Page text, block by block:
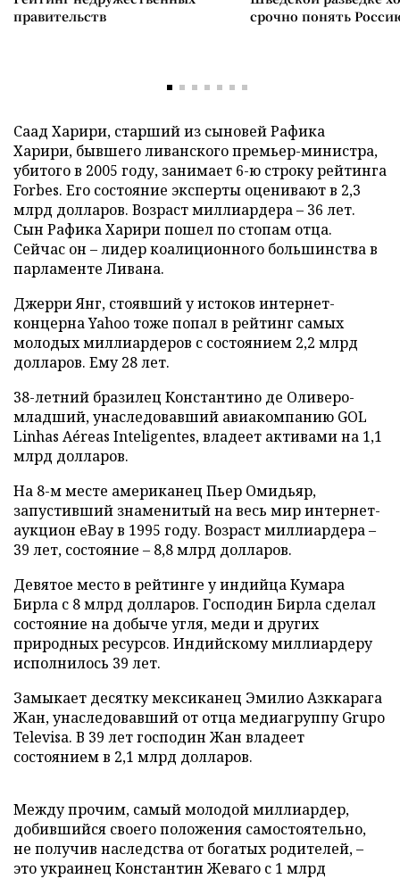
правительств
срочно понять
Саад Харири, старший из сыновей Рафика
Харири, бывшего ливанского премьер-министра,
убитого в 2005 году, занимает 6-ю строку рейтинга
Forbes. Его состояние эксперты оценивают в 2,3
млрд долларов. Возраст миллиардера – 36 лет.
Сын Рафика Харири пошел по стопам отца.
Сейчас он – лидер коалиционного большинства в
парламенте Ливана.
Джерри Янг, стоявший у истоков интернет-
концерна Yahoo тоже попал в рейтинг самых
молодых миллиардеров с состоянием 2,2 млрд
долларов. Ему 28 лет.
38-летний бразилец Константино де Оливеро-
младший, унаследовавший авиакомпанию GOL
Linhas Aéreas Inteligentes, владеет активами на 1,1
млрд долларов.
На 8-м месте американец Пьер Омидьяр,
запустивший знаменитый на весь мир интернет-
аукцион eBay в 1995 году. Возраст миллиардера –
39 лет, состояние – 8,8 млрд долларов.
Девятое место в рейтинге у индийца Кумара
Бирла с 8 млрд долларов. Господин Бирла сделал
состояние на добыче угля, меди и других
природных ресурсов. Индийскому миллиардеру
исполнилось 39 лет.
Замыкает десятку мексиканец Эмилио Азккарага
Жан, унаследовавший от отца медиагруппу Grupo
Televisa. В 39 лет господин Жан владеет
состоянием в 2,1 млрд долларов.
Между прочим, самый молодой миллиардер,
добившийся своего положения самостоятельно,
не получив наследства от богатых родителей, –
это украинец Константин Жеваго с 1 млрд